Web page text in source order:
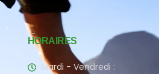
HORAIRES
Mardi - Vendredi :